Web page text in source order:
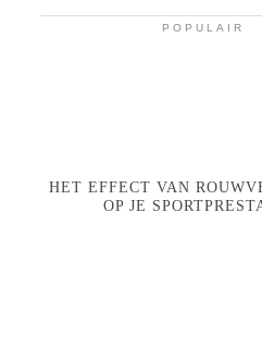
POPULAIR
HET EFFECT VAN
OP JE